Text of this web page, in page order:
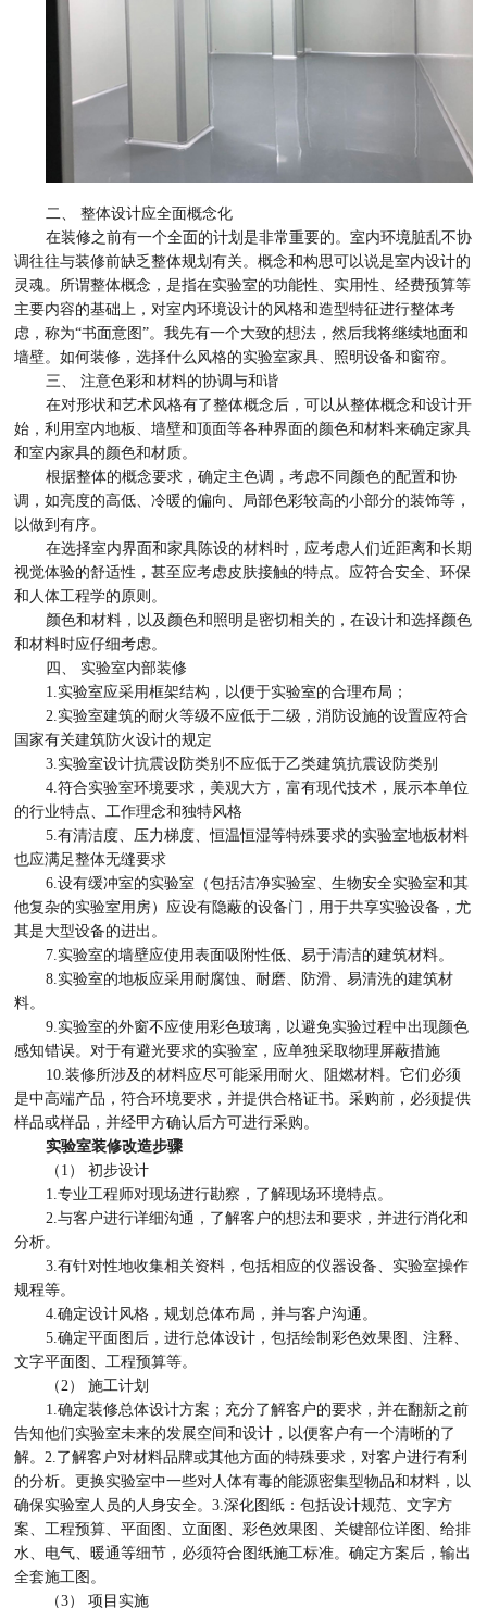
二、 整体设计应全面概念化
在装修之前有一个全面的计划是非常重要的。室内环境脏乱不协
调往往与装修前缺乏整体规划有关。概念和构思可以说是室内设计的
灵魂。所谓整体概念，是指在实验室的功能性、实用性、经费预算等
主要内容的基础上，对室内环境设计的风格和造型特征进行整体考
虑，称为“书面意图”。我先有一个大致的想法，然后我将继续地面和
墙壁。如何装修，选择什么风格的实验室家具、照明设备和窗帘。
三、 注意色彩和材料的协调与和谐
在对形状和艺术风格有了整体概念后，可以从整体概念和设计开
始，利用室内地板、墙壁和顶面等各种界面的颜色和材料来确定家具
和室内家具的颜色和材质。
根据整体的概念要求，确定主色调，考虑不同颜色的配置和协
调，如亮度的高低、冷暖的偏向、局部色彩较高的小部分的装饰等，
以做到有序。
在选择室内界面和家具陈设的材料时，应考虑人们近距离和长期
视觉体验的舒适性，甚至应考虑皮肤接触的特点。应符合安全、环保
和人体工程学的原则。
颜色和材料，以及颜色和照明是密切相关的，在设计和选择颜色
和材料时应仔细考虑。
四、 实验室内部装修
1.实验室应采用框架结构，以便于实验室的合理布局；
2.实验室建筑的耐火等级不应低于二级，消防设施的设置应符合
国家有关建筑防火设计的规定
3.实验室设计抗震设防类别不应低于乙类建筑抗震设防类别
4.符合实验室环境要求，美观大方，富有现代技术，展示本单位
的行业特点、工作理念和独特风格
5.有清洁度、压力梯度、恒温恒湿等特殊要求的实验室地板材料
也应满足整体无缝要求
6.设有缓冲室的实验室（包括洁净实验室、生物安全实验室和其
他复杂的实验室用房）应设有隐蔽的设备门，用于共享实验设备，尤
其是大型设备的进出。
7.实验室的墙壁应使用表面吸附性低、易于清洁的建筑材料。
8.实验室的地板应采用耐腐蚀、耐磨、防滑、易清洗的建筑材
料。
9.实验室的外窗不应使用彩色玻璃，以避免实验过程中出现颜色
感知错误。对于有避光要求的实验室，应单独采取物理屏蔽措施
10.装修所涉及的材料应尽可能采用耐火、阻燃材料。它们必须
是中高端产品，符合环境要求，并提供合格证书。采购前，必须提供
样品或样品，并经甲方确认后方可进行采购。
实验室装修改造步骤
（1） 初步设计
1.专业工程师对现场进行勘察，了解现场环境特点。
2.与客户进行详细沟通，了解客户的想法和要求，并进行消化和
分析。
3.有针对性地收集相关资料，包括相应的仪器设备、实验室操作
规程等。
4.确定设计风格，规划总体布局，并与客户沟通。
5.确定平面图后，进行总体设计，包括绘制彩色效果图、注释、
文字平面图、工程预算等。
（2） 施工计划
1.确定装修总体设计方案；充分了解客户的要求，并在翻新之前
告知他们实验室未来的发展空间和设计，以便客户有一个清晰的了
解。2.了解客户对材料品牌或其他方面的特殊要求，对客户进行有利
的分析。更换实验室中一些对人体有毒的能源密集型物品和材料，以
确保实验室人员的人身安全。3.深化图纸：包括设计规范、文字方
案、工程预算、平面图、立面图、彩色效果图、关键部位详图、给排
水、电气、暖通等细节，必须符合图纸施工标准。确定方案后，输出
全套施工图。
（3） 项目实施